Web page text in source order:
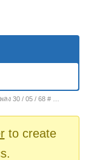
ง 30 / 05 / 68 # …
to create